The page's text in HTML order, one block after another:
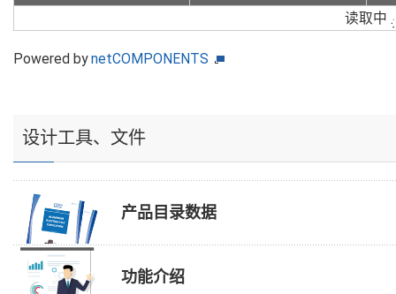
读取中
Powered bynetCOMPONENTS
设计工具、文件
产品目录数据
功能介绍